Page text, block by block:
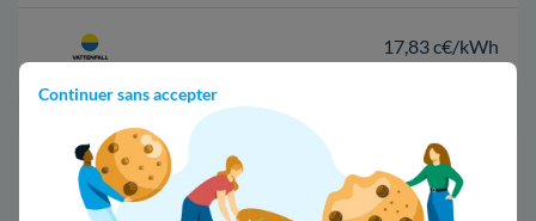
Continuer sans accepter
17,83 c€/kWh
*Prix TTC pour un forfait base d’une puissance de 6 kVA
Infos / souscriptions
(appel non surtaxé)